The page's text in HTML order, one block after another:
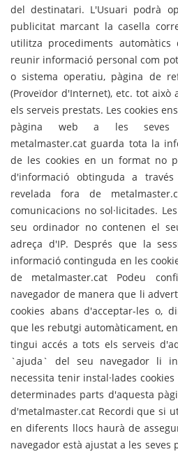
del destinatari. L'Usuari podrà
publicitat marcant la casella
utilitza procediments automàtics
reunir informació personal com
o sistema operatiu, pàgina de
(Proveïdor d'Internet), etc. tot
els serveis prestats. Les cookies
pàgina web a les seves
metalmaster.cat guarda tota la
de les cookies en un format no
d'informació obtinguda a
revelada fora de
comunicacions no sol·licitades.
seu ordinador no contenen el
adreça d'IP. Després que la
informació continguda en les
de metalmaster.cat Podeu
navegador de manera que li
cookies abans d'acceptar-les o,
que les rebutgi automàticament,
tingui accés a tots els serveis
`ajuda` del seu navegador li
necessita tenir instal·lades
determinades parts d'aquesta
d'metalmaster.cat Recordi que si
en diferents llocs haurà de
navegador està ajustat a les seves